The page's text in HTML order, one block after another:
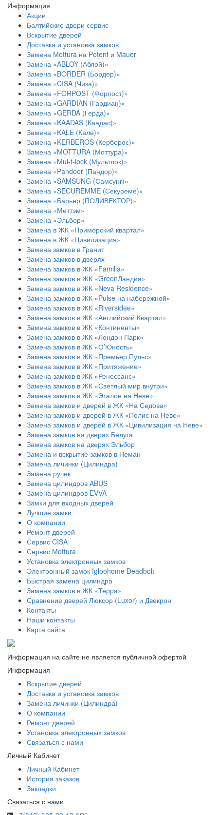
Информация
Акции
Балтийские двери сервис
Вскрытие дверей
Доставка и установка замков
Замена Mottura на Potent и Mauer
Замена «ABLOY (Аблой)»
Замена «BORDER (Бордер)»
Замена «CISA (Чиза)»
Замена «FORPOST (Форпост)»
Замена «GARDIAN (Гардиан)»
Замена «GERDA (Герда)»
Замена «KAADAS (Каадас)»
Замена «KALE (Кале)»
Замена «KERBEROS (Керберос)»
Замена «MOTTURA (Моттура)»
Замена «Mul-t-lock (Мультлок)»
Замена «Pandoor (Пандор)»
Замена «SAMSUNG (Самсунг)»
Замена «SECUREMME (Секуреме)»
Замена «Барьер (ПОЛИВЕКТОР)»
Замена «Меттэм»
Замена «Эльбор»
Замена в ЖК «Приморский квартал»
Замена в ЖК «Цивилизация»
Замена замков в Гранит
Замена замков в дверях
Замена замков в ЖК «Familia»
Замена замков в ЖК «GreenЛандия»
Замена замков в ЖК «Neva Residence»
Замена замков в ЖК «Pulse на набережной»
Замена замков в ЖК «Riversidee»
Замена замков в ЖК «Английский Квартал»
Замена замков в ЖК «Континенты»
Замена замков в ЖК «Лондон Парк»
Замена замков в ЖК «О’Юность»
Замена замков в ЖК «Премьер Пульс»
Замена замков в ЖК «Притяжение»
Замена замков в ЖК «Ренессанс»
Замена замков в ЖК «Светлый мир внутри»
Замена замков в ЖК «Эталон на Неве»
Замена замков и дверей в ЖК «На Седова»
Замена замков и дверей в ЖК «Полис на Неве»
Замена замков и дверей в ЖК «Цивилизация на Неве»
Замена замков на дверях Белуга
Замена замков на дверях Эльбор
Замена и вскрытие замков в Неман
Замена личинки (Цилиндра)
Замена ручек
Замена цилиндров ABUS
Замена цилиндров EVVA
Замки для входных дверей
Лучшие замки
О компании
Ремонт дверей
Сервис CISA
Сервис Mottura
Установка электронных замков
Электронный замок Igloohome Deadbolt
​Быстрая замена цилиндра
Замена замков в ЖК «Терра»
Сравнение дверей Люксор (Luxor) и Двекрон
Контакты
Наши контакты
Карта сайта
Информация на сайте не является публичной офертой
Информация
Вскрытие дверей
Доставка и установка замков
Замена личинки (Цилиндра)
О компании
Ремонт дверей
Установка электронных замков
Связаться с нами
Личный Кабинет
Личный Кабинет
История заказов
Закладки
Связаться с нами